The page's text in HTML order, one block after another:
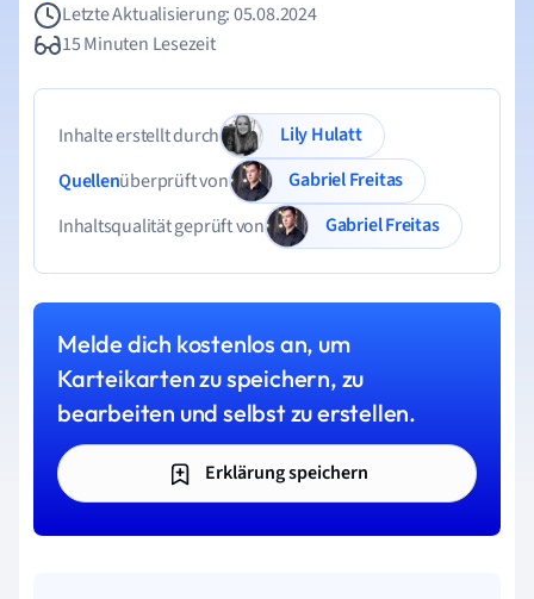
Letzte Aktualisierung: 05.08.2024
15 Minuten Lesezeit
Inhalte erstellt durch
Lily Hulatt
Quellenüberprüft von
Gabriel Freitas
Inhaltsqualität geprüft von
Gabriel Freitas
Melde dich kostenlos an, um
Karteikarten zu speichern, zu
bearbeiten und selbst zu erstellen.
Erklärung speichern